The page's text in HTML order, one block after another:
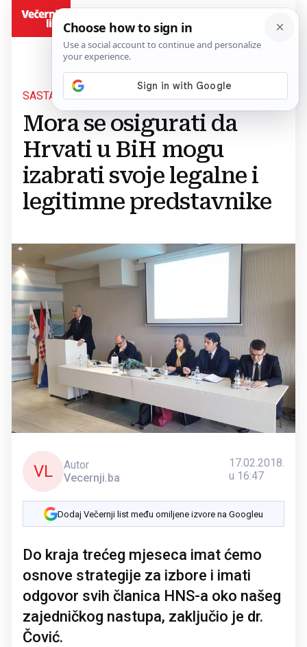
SASTANAK HDZ-A BIH I HDZ-A RH
Mora se osigurati da
Hrvati u BiH mogu
izabrati svoje legalne i
legitimne predstavnike
VL
Autor
Vecernji.ba
17.02.2018.
u 16:47
Dodaj Večernji list među omiljene izvore na Googleu
Do kraja trećeg mjeseca imat ćemo
osnove strategije za izbore i imati
odgovor svih članica HNS-a oko našeg
zajedničkog nastupa, zaključio je dr.
Čović.